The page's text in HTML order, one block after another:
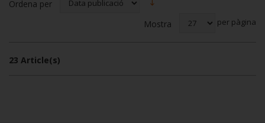
Ordena per
Mostra
per pàgina
23 Article(s)